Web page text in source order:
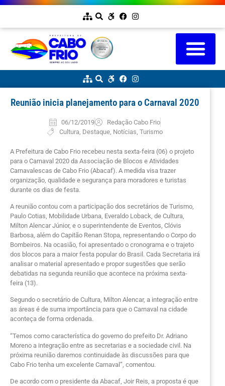
Reunião inicia planejamento para o Carnaval 2020
06/12/2019
Redação Cabo Frio
Cultura Destaque, Notícias Turismo
A Prefeitura de Cabo Frio recebeu nesta sexta-feira (06) o projeto
para o Carnaval 2020 da Associação de Blocos e Atividades
Carnavalescas de Cabo Frio (Abacaf). A medida visa trazer
organização, qualidade e segurança para moradores e turistas
durante os dias de festa.
A reunião contou com a participação dos secretários de Turismo,
Paulo Cotias, Mobilidade Urbana, Everaldo Loback, de Cultura,
Milton Alencar Júnior, e o superintendente de Eventos, Clóvis
Barbosa, além do Capitão Renan Stopa, representando o Corpo do
Bombeiros. Na ocasião, foi apresentado o cronograma e o trajeto
dos blocos para a maior festa popular do Brasil. Cada Secretaria irá
analisar o material apresentado e propor sugestões que serão
debatidas na segunda reunião que acontece na próxima sexta-
feira (13).
Segundo o secretário de Cultura, Milton Alencar, a integração entre
as áreas é de suma importância para que o Carnaval na cidade
aconteça de forma ordenada.
“Temos como característica do governo do prefeito Dr. Adriano
Moreno a integração entre as secretarias e a sociedade civil. Na
próxima reunião daremos continuidade às discussões para que
Cabo Frio tenha um excelente Carnaval”, comentou.
De acordo com o presidente da Abacaf, Joir Reis, a proposta é que